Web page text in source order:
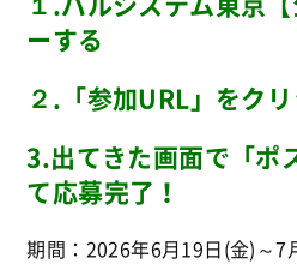
ーする
２.「参加URL」をク
3.出てきた画面で「ポ
て応募完了！
期間：2026年6月19日(金)～